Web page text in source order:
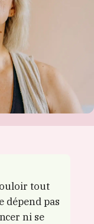
tout
dépend pas
ni se